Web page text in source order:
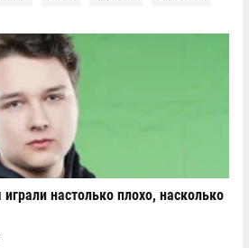
настолько плохо, насколько